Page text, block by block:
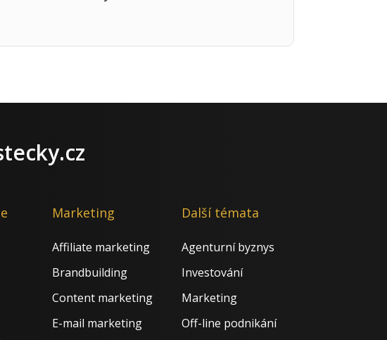
Marketing
Affiliate marketing
Brandbuilding
Content marketing
E-mail marketing
Další témata
Agenturní byznys
Investování
Marketing
Off-line podnikání